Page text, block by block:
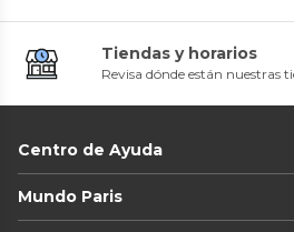
Tiendas y horarios
Revisa dónde están nuestras
Centro de Ayuda
Mundo Paris